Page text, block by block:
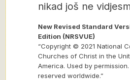
nikad još ne
New Revised Standard
Edition (NRSVUE)
“Copyright © 2021 National
Churches of Christ in the
America. Used by
reserved worldwide.”